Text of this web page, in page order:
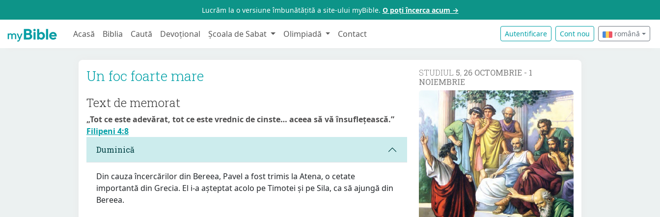
Lucrăm la o versiune îmbunătățită a site-ului myBible. O poți încerca acum →
Acasă Biblia Caută Devoțional Școala de Sabat Olimpiadă Contact Autentificare Cont nou română
Un foc foarte mare
Text de memorat
„Tot ce este adevărat, tot ce este vrednic de cinste… aceea să vă însuflețească.”
Filipeni 4:8
Duminică
Din cauza încercărilor din Bereea, Pavel a fost trimis la Atena, o cetate
importantă din Grecia. El i-a așteptat acolo pe Timotei și pe Sila, ca să ajungă din
Bereea.
STUDIUL 5, 26 OCTOMBRIE - 1
NOIEMBRIE